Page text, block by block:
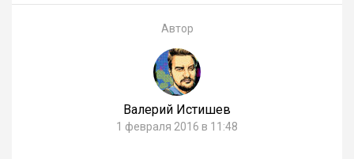
Автор
Валерий Истишев
1 февраля 2016 в 11:48